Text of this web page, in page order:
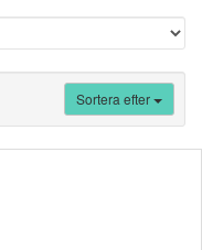
Sortera efter